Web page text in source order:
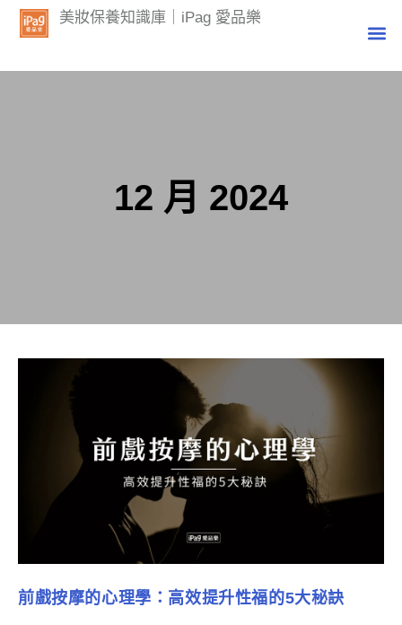
美妝保養知識庫｜iPag 愛品樂
12 月 2024
前戲按摩的心理學：高效提升性福的5大秘訣